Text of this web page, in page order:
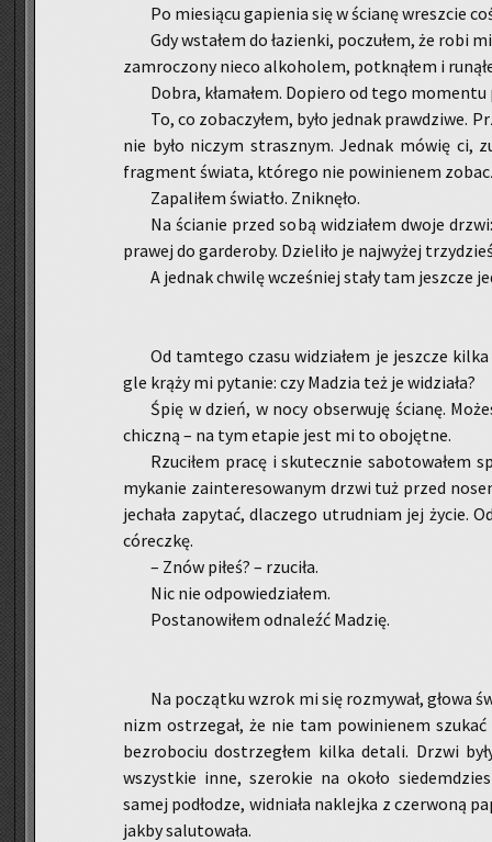
Po mie­sią­cu ga­pie­nia się w ścia­nę wresz­cie
Gdy wsta­łem do ła­zien­ki, po­czu­łem, że robi
za­mro­czo­ny nieco al­ko­ho­lem, po­tkną­łem i
Dobra, kła­ma­łem. Do­pie­ro od tego mo­men­tu
To, co zo­ba­czy­łem, było jed­nak praw­dzi­we.
nie było ni­czym strasz­nym. Jed­nak mówię ci,
frag­ment świa­ta, któ­re­go nie po­wi­nie­nem
Za­pa­li­łem świa­tło. Znik­nę­ło.
Na ścia­nie przed sobą wi­dzia­łem dwoje
pra­wej do gar­de­ro­by. Dzie­li­ło je naj­wy­żej
A jed­nak chwi­lę wcze­śniej stały tam jesz­cze
Od tam­te­go czasu wi­dzia­łem je jesz­cze
gle krąży mi py­ta­nie: czy Ma­dzia też je wi­dzia­ła?
Śpię w dzień, w nocy ob­ser­wu­ję ścia­nę.
chicz­ną – na tym eta­pie jest mi to obo­jęt­ne.
Rzu­ci­łem pracę i sku­tecz­nie sa­bo­to­wa­łem
my­ka­nie za­in­te­re­so­wa­nym drzwi tuż przed
je­cha­ła za­py­tać, dla­cze­go utrud­niam jej życie.
có­recz­kę.
– Znów piłeś? – rzu­ci­ła.
Nic nie od­po­wie­dzia­łem.
Po­sta­no­wi­łem od­na­leźć Ma­dzię.
Na po­cząt­ku wzrok mi się roz­my­wał, głowa
nizm ostrze­gał, że nie tam po­wi­nie­nem
bez­ro­bo­ciu do­strze­głem kilka de­ta­li. Drzwi
wszyst­kie inne, sze­ro­kie na około
samej pod­ło­dze, wid­nia­ła na­klej­ka z czer­wo­ną
jakby sa­lu­to­wa­ła.